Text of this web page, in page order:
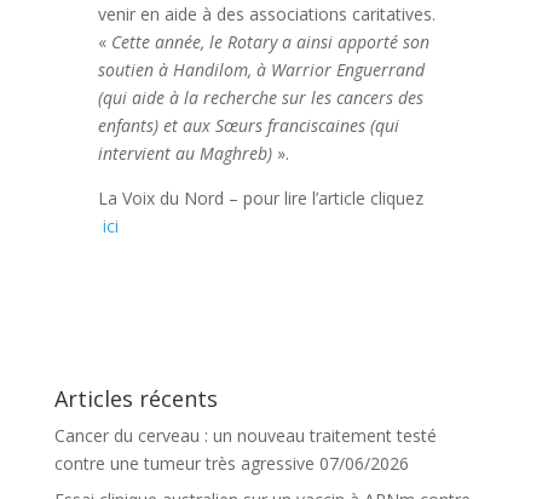
venir en aide à des associations caritatives.
« Cette année, le Rotary a ainsi apporté son
soutien à Handilom, à Warrior Enguerrand
(qui aide à la recherche sur les cancers des
enfants) et aux Sœurs franciscaines (qui
intervient au Maghreb)».
La Voix du Nord – pour lire l’article cliquez
ici
Articles récents
Cancer du cerveau : un nouveau traitement testé
contre une tumeur très agressive 07/06/2026